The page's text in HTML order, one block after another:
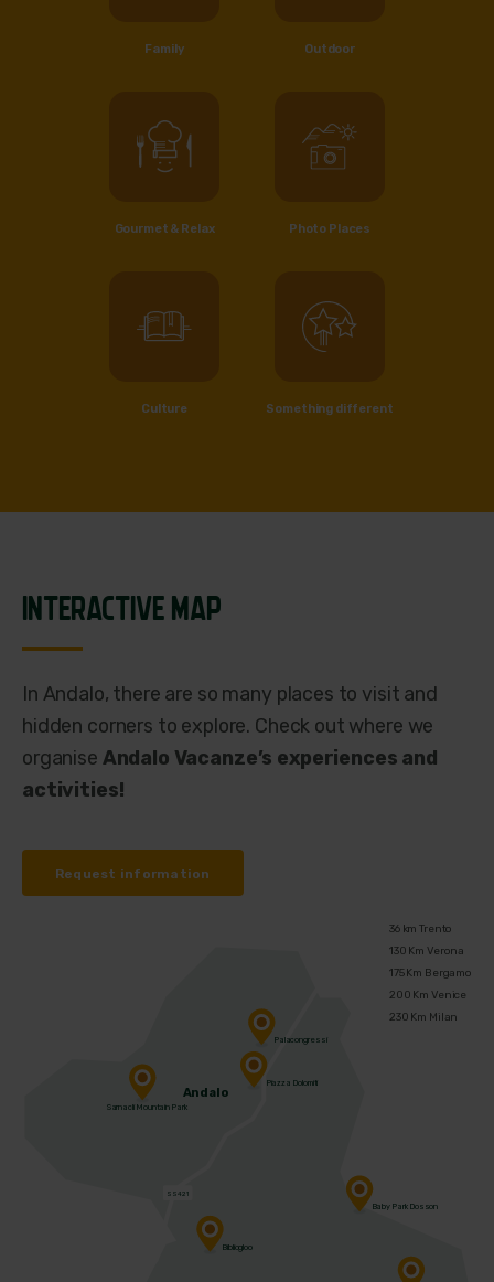
Family Outdoor
Gourmet & Relax Photo Places
Culture Something different
INTERACTIVE MAP
In Andalo, there are so many places to visit and
hidden corners to explore. Check out where we
organise Andalo Vacanze’s experiences and
activities!
Request information
36 km Trento
130 Km Verona
175 Km Bergamo
200 Km Venice
230 Km Milan
SS421
Andalo
Bibliogloo
Sarnacli Mountain Park
Piazza Dolomiti
Baby Park Dosson
Palacongressi